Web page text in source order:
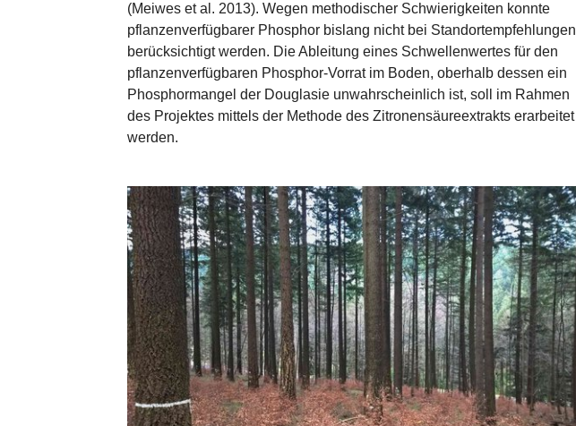
(Meiwes et al. 2013). Wegen methodischer Schwierigkeiten konnte
pflanzenverfügbarer Phosphor bislang nicht bei Standortempfehlungen
berücksichtigt werden. Die Ableitung eines Schwellenwertes für den
pflanzenverfügbaren Phosphor-Vorrat im Boden, oberhalb dessen ein
Phosphormangel der Douglasie unwahrscheinlich ist, soll im Rahmen
des Projektes mittels der Methode des Zitronensäureextrakts erarbeitet
werden.